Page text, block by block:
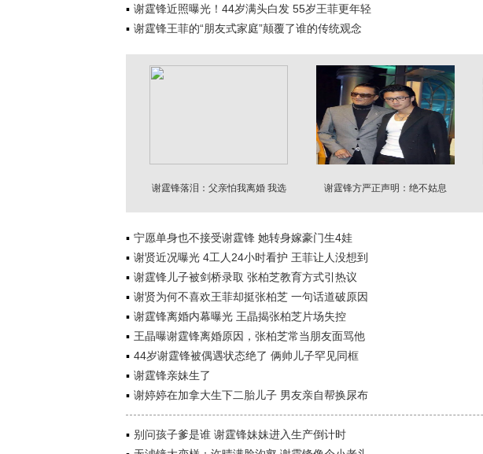
谢霆锋近照曝光！44岁满头白发 55岁王菲更年轻
谢霆锋王菲的“朋友式家庭”颠覆了谁的传统观念
谢霆锋落泪：父亲怕我离婚 我选
谢霆锋方严正声明：绝不姑息
宁愿单身也不接受谢霆锋 她转身嫁豪门生4娃
谢贤近况曝光 4工人24小时看护 王菲让人没想到
谢霆锋儿子被剑桥录取 张柏芝教育方式引热议
谢贤为何不喜欢王菲却挺张柏芝 一句话道破原因
谢霆锋离婚内幕曝光 王晶揭张柏芝片场失控
王晶曝谢霆锋离婚原因，张柏芝常当朋友面骂他
44岁谢霆锋被偶遇状态绝了 俩帅儿子罕见同框
谢霆锋亲妹生了
谢婷婷在加拿大生下二胎儿子 男友亲自帮换尿布
别问孩子爹是谁 谢霆锋妹妹进入生产倒计时